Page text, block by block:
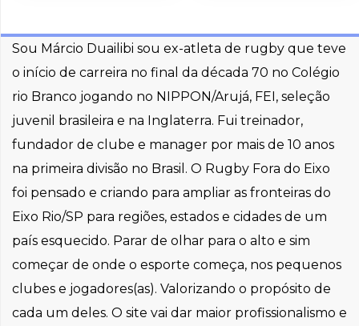
Sou Márcio Duailibi sou ex-atleta de rugby que teve
o início de carreira no final da década 70 no Colégio
rio Branco jogando no NIPPON/Arujá, FEI, seleção
juvenil brasileira e na Inglaterra. Fui treinador,
fundador de clube e manager por mais de 10 anos
na primeira divisão no Brasil. O Rugby Fora do Eixo
foi pensado e criando para ampliar as fronteiras do
Eixo Rio/SP para regiões, estados e cidades de um
país esquecido. Parar de olhar para o alto e sim
começar de onde o esporte começa, nos pequenos
clubes e jogadores(as). Valorizando o propósito de
cada um deles. O site vai dar maior profissionalismo e